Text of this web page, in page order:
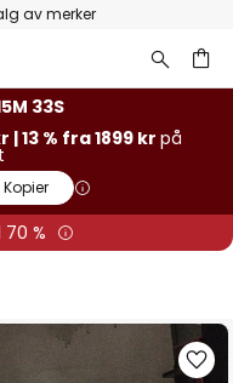
av merker
32S
13 % fra 1899 krpå
Kopier
%